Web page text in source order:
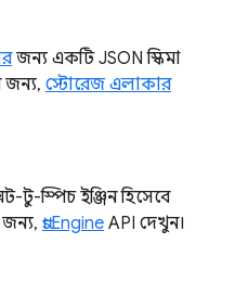
জন্য একটি JSON স্কিমা
জন্য, স্টোরেজ এলাকার
টু-স্পিচ ইঞ্জিন হিসেবে
ttsEngine API দেখুন।